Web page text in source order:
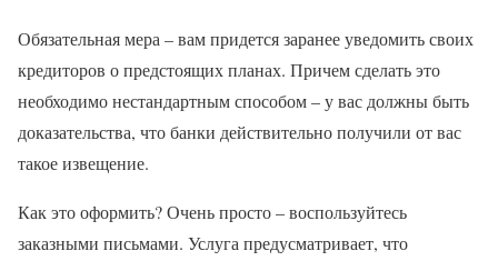
Обязательная мера – вам придется заранее уведомить своих
кредиторов о предстоящих планах. Причем сделать это
необходимо нестандартным способом – у вас должны быть
доказательства, что банки действительно получили от вас
такое извещение.
Как это оформить? Очень просто – воспользуйтесь
заказными письмами. Услуга предусматривает, что